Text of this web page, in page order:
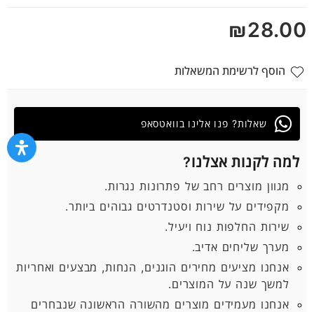
5
₪28.00
הוסף לרשימת המשאלות
למה לקנות אצלנו?
מגוון מוצרים רחב של פתרונות נגרות.
מקפידים על שירות וסטנדרטים גבוהים ביותר.
שירות החלפות נוח ויעיל.
מערך שליחים אדיב.
אנחנו מציעים מחירים הוגנים, הנחות, מבצעים ואחריות
למשך שנה על המוצרים.
אנחנו מעמידים מוצרים מהשורה הראשונה שנבחרים
שאלות? פנו אלינו בוואטסאפ